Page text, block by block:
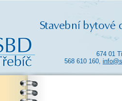
674 01
568 610 160,